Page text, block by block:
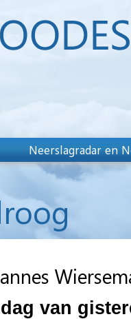
Neerslagradar en
van